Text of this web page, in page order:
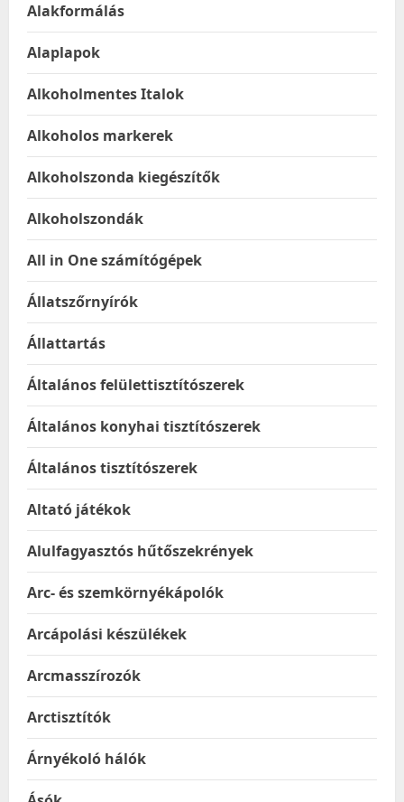
Alakformálás
Alaplapok
Alkoholmentes Italok
Alkoholos markerek
Alkoholszonda kiegészítők
Alkoholszondák
All in One számítógépek
Állatszőrnyírók
Állattartás
Általános felülettisztítószerek
Általános konyhai tisztítószerek
Általános tisztítószerek
Altató játékok
Alulfagyasztós hűtőszekrények
Arc- és szemkörnyékápolók
Arcápolási készülékek
Arcmasszírozók
Arctisztítók
Árnyékoló hálók